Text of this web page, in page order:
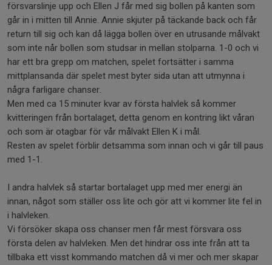
försvarslinje upp och Ellen J får med sig bollen på kanten som
går in i mitten till Annie. Annie skjuter på täckande back och får
return till sig och kan då lägga bollen över en utrusande målvakt
som inte når bollen som studsar in mellan stolparna. 1-0 och vi
har ett bra grepp om matchen, spelet fortsätter i samma
mittplansanda där spelet mest byter sida utan att utmynna i
några farligare chanser.
Men med ca 15 minuter kvar av första halvlek så kommer
kvitteringen från bortalaget, detta genom en kontring likt våran
och som är otagbar för vår målvakt Ellen K i mål.
Resten av spelet förblir detsamma som innan och vi går till paus
med 1-1.
I andra halvlek så startar bortalaget upp med mer energi än
innan, något som ställer oss lite och gör att vi kommer lite fel in
i halvleken.
Vi försöker skapa oss chanser men får mest försvara oss
första delen av halvleken. Men det hindrar oss inte från att ta
tillbaka ett visst kommando matchen då vi mer och mer skapar